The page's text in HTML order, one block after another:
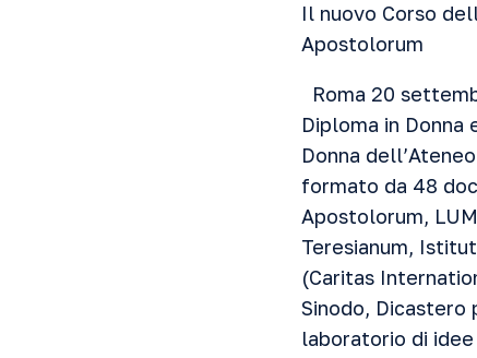
Il nuovo Corso
Apostolorum
Roma 20
Diploma in Donna
Donna
formato da 48
Apostolorum,
Teresianum,
(Caritas
Sinodo, Dicastero
laboratorio di